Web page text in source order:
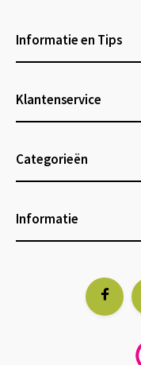
Informatie en Tips
Klantenservice
Categorieën
Informatie